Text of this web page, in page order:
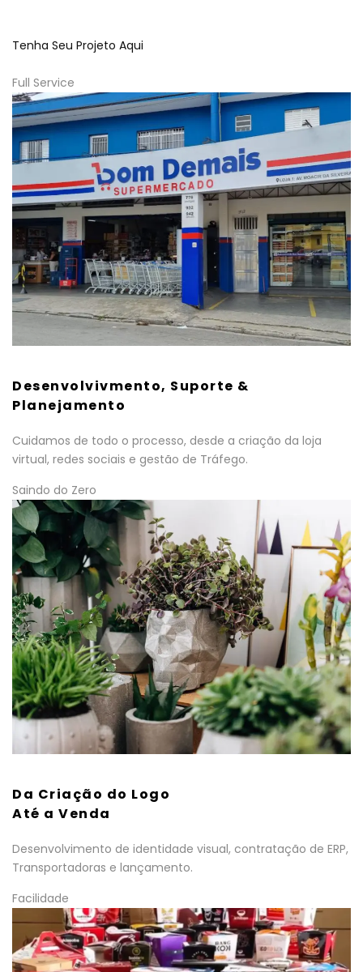
Tenha Seu Projeto Aqui
Full Service
Desenvolvivmento, Suporte &
Planejamento
Cuidamos de todo o processo, desde a criação da loja
virtual, redes sociais e gestão de Tráfego.
Saindo do Zero
Da Criação do Logo
Até a Venda
Desenvolvimento de identidade visual, contratação de ERP,
Transportadoras e lançamento.
Facilidade